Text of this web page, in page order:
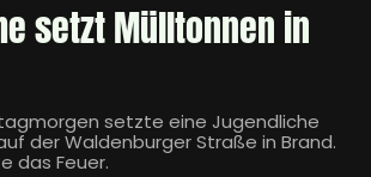
setzt Mülltonnen in
setzte eine Jugendliche
der Waldenburger Straße in Brand.
das Feuer.